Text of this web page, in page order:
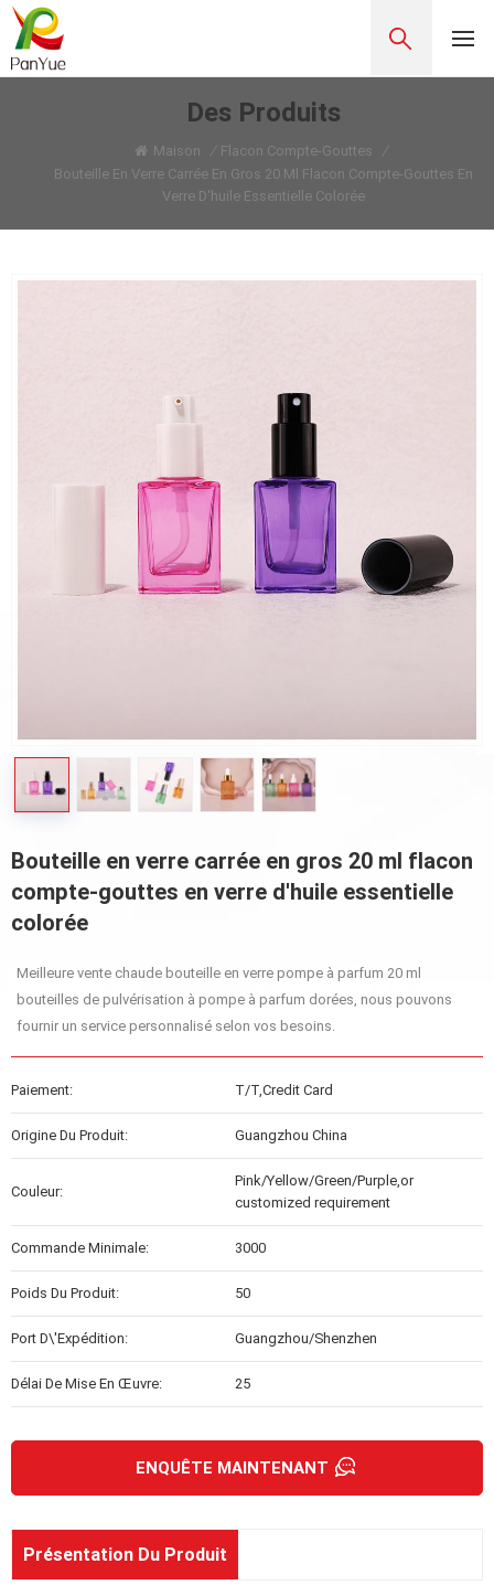
Des Produits
Maison / Flacon Compte-Gouttes
/
Bouteille En Verre Carrée En Gros 20 Ml Flacon Compte-Gouttes En
Verre D'huile Essentielle Colorée
Bouteille en verre carrée en gros 20 ml flacon
compte-gouttes en verre d'huile essentielle
colorée
Meilleure vente chaude bouteille en verre pompe à parfum 20 ml
bouteilles de pulvérisation à pompe à parfum dorées, nous pouvons
fournir un service personnalisé selon vos besoins.
Paiement: T/T,Credit Card
Origine Du Produit: Guangzhou China
Couleur:
Pink/Yellow/Green/Purple,or
customized requirement
Commande Minimale: 3000
Poids Du Produit: 50
Port D\'expédition: Guangzhou/Shenzhen
Délai De Mise En Œuvre: 25
ENQUÊTE MAINTENANT
Présentation Du Produit